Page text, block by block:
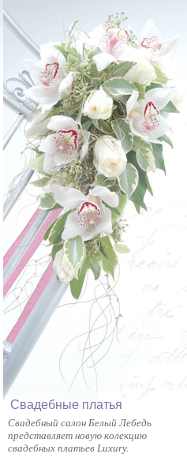
Cвадебные платья
Cвадебный салон Белый Лебедь
представляет новую колекцию
свадебных платьев Luxury.